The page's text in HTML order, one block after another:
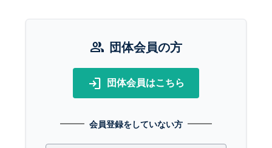
group 団体会員の方
login 団体会員はこちら
会員登録をしていない方